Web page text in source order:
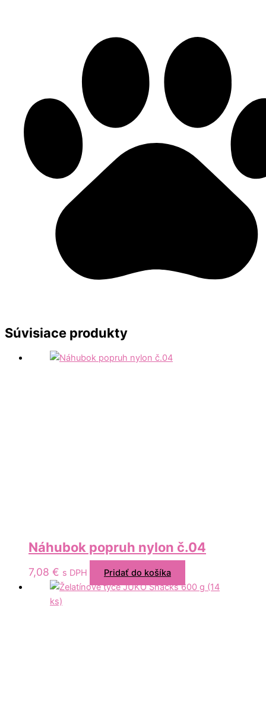
Súvisiace produkty
Náhubok popruh nylon č.04
7,08 € s DPH Pridať do košíka